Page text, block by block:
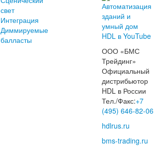
свет
Интеграция
Диммируемые
балласты
ООО «БМС
Трейдинг»
Официальный
дистрибьютор
HDL в России
Тел./Факс:+7
(495) 646-82-06
hdlrus.ru
bms-trading.ru